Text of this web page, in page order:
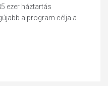
ezer háztartás
alprogram célja a